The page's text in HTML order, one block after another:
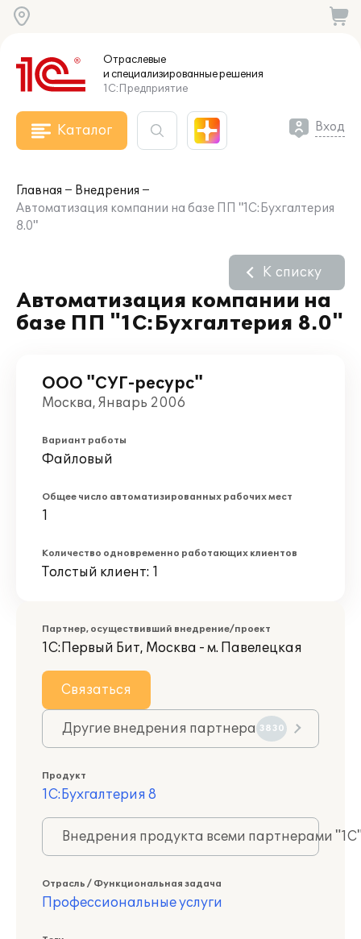
Отраслевые
и специализированныерешения
1С:Предприятие
Каталог Вход
Главная
Внедрения
Автоматизация компании на базе ПП "1С:Бухгалтерия
8.0"
Автоматизация компании на
базе ПП "1С:Бухгалтерия 8.0"
К списку
ООО "СУГ-ресурс"
Москва, Январь 2006
Вариант работы
Файловый
Общее число автоматизированных рабочих мест
1
Количество одновременно работающих клиентов
Толстый клиент: 1
Партнер, осуществивший внедрение/проект
1С:Первый Бит, Москва - м. Павелецкая
Связаться
Другие внедрения партнера 3830
Продукт
1С:Бухгалтерия 8
Внедрения продукта всеми партнерами
Отрасль / Функциональная задача
Профессиональные услуги